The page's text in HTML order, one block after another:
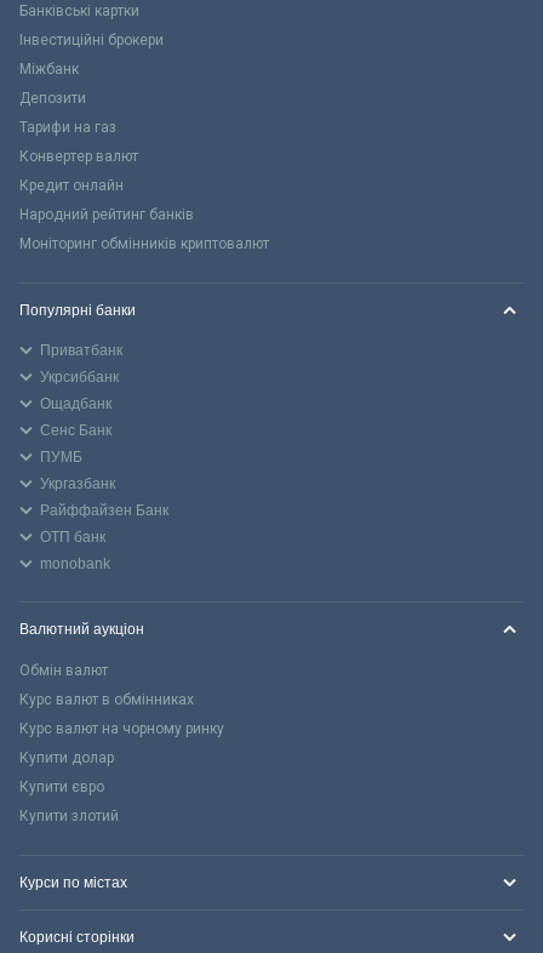
Банківські картки
Інвестиційні брокери
Міжбанк
Депозити
Тарифи на газ
Конвертер валют
Кредит онлайн
Народний рейтинг банків
Моніторинг обмінників криптовалют
Популярні банки
Приватбанк
Укрсиббанк
Ощадбанк
Сенс Банк
ПУМБ
Укргазбанк
Райффайзен Банк
ОТП банк
monobank
Валютний аукціон
Обмін валют
Курс валют в обмінниках
Курс валют на чорному ринку
Купити долар
Купити євро
Купити злотий
Курси по містах
Корисні сторінки